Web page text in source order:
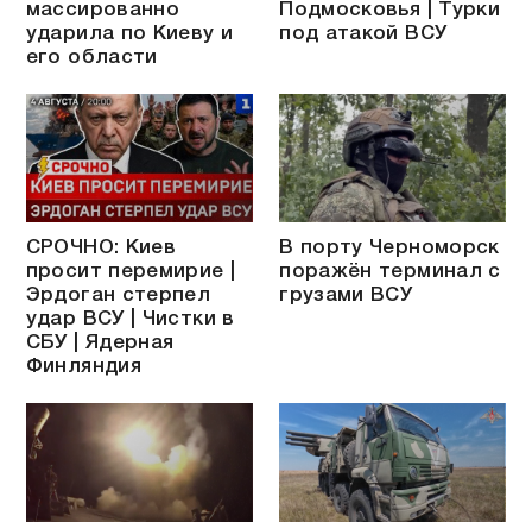
массированно
ударила по Киеву и
его области
Подмосковья | Турки
под атакой ВСУ
СРОЧНО: Киев
просит перемирие |
Эрдоган стерпел
удар ВСУ | Чистки в
СБУ | Ядерная
Финляндия
В порту Черноморск
поражён терминал с
грузами ВСУ